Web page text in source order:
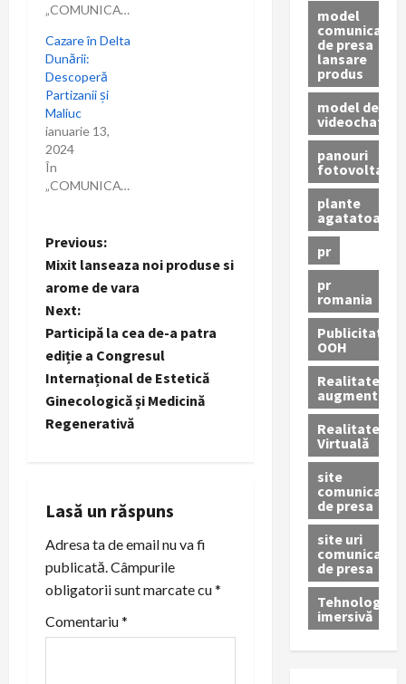
„COMUNICAT”
Cazare în Delta
Dunării:
Descoperă
Partizanii și
Maliuc
ianuarie 13,
2024
În
„COMUNICAT”
P
o
s
t
n
a
i
g
a
t
Previous:
Mixit lanseaza noi produse si
arome de vara
Next:
Participă la cea de-a patra
ediție a Congresul
Internațional de Estetică
Ginecologică și Medicină
Regenerativă
Lasă un răspuns
Adresa ta de email nu va fi
publicată. Câmpurile
obligatorii sunt marcate cu*
Comentariu*
model
comunicat
de presa
lansare
produs
model de
videochat
panouri
fotovoltaice
plante
agatatoare
pr
pr
romania
Publicitate
OOH
Realitatea
augmentată
Realitatea
Virtuală
site
comunicate
de presa
site uri
comunicate
de presa
Tehnologie
imersivă